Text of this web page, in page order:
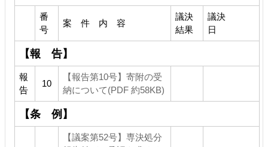
番
号
案 件 内 容
議決
結果
議決
日
【報 告】
報
告
10
【報告第10号】寄附の受
納について(PDF 約58KB)
【条 例】
【議案第52号】専決処分